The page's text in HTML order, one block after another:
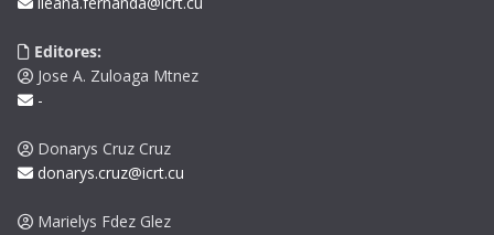
Editores:
Jose A. Zuloaga Mtnez
-
Donarys Cruz Cruz
donarys.cruz@icrt.cu
Marielys Fdez Glez